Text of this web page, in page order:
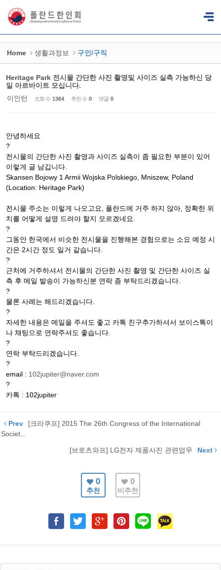
Home 생활과정보 구인/구직
Heritage Park 전시물 간단한 사진 촬영및 사이즈 실측 가능하신 당
일 아르바이트 모십니다.
이인턴
조회 수 1364 추천 수 0 댓글 0
안녕하세요
?
전시물의 간단한 사진 촬영과 사이즈 실측이 좀 필요한 부분이 있어
이렇게 글 남깁니다.
Skansen Bojowy 1 Armii Wojska Polskiego, Mniszew, Poland
(Location: Heritage Park)
전시물 주소는 이렇게 나오고요, 폴란드에 거주 하지 않아, 정확한 위
치를 어떻게 설명 드려야 할지 모르겠네요.
?
그동안 한국에서 비슷한 전시물을 진행해본 경험으로는 소요 예정 시
간은 2시간 정도 일거 같습니다.
?
근처에 거주하셔서 전시물의 간단한 사진 촬영 및 간단한 사이즈 실
측 후 메일 발송이 가능하신분 연락 좀 부탁드리겠습니다.
?
물론 사례는 해드리겠습니다.
?
자세한 내용은 메일을 주셔도 좋고 카톡 친구추가하셔서 보이스톡이
나 채팅으로 연락주셔도 좋습니다.
?
연락 부탁드리겠습니다.
?
email : 102jupiter@naver.com
?
카톡 : 102jupiter
Prev
[크라쿠프] 2015 The 26th Congress of the International
Societ...
[브로츠와프] LG전자 제품사진 관련업무 Next
0
추천
0
비추천